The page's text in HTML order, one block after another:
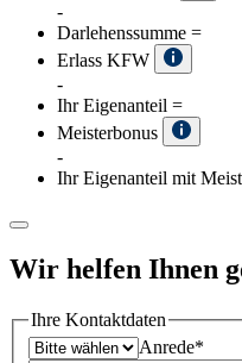
-
Darlehenssumme =
Erlass KFW
-
Ihr Eigenanteil =
Meisterbonus
-
Ihr Eigenanteil mit
Wir helfen Ihnen
Ihre Kontaktdaten
Anrede*